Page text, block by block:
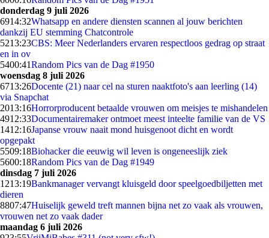
donderdag 9 juli 2026
6914:32Whatsapp en andere diensten scannen al jouw berichten
dankzij EU stemming Chatcontrole
5213:23CBS: Meer Nederlanders ervaren respectloos gedrag op straat
en in ov
5400:41Random Pics van de Dag #1950
woensdag 8 juli 2026
6713:26Docente (21) naar cel na sturen naaktfoto's aan leerling (14)
via Snapchat
2013:16Horrorproducent betaalde vrouwen om meisjes te mishandelen
4912:33Documentairemaker ontmoet meest inteelte familie van de VS
1412:16Japanse vrouw naait mond huisgenoot dicht en wordt
opgepakt
5509:18Biohacker die eeuwig wil leven is ongeneeslijk ziek
5600:18Random Pics van de Dag #1949
dinsdag 7 juli 2026
1213:19Bankmanager vervangt kluisgeld door speelgoedbiljetten met
dieren
8807:47Huiselijk geweld treft mannen bijna net zo vaak als vrouwen,
vrouwen net zo vaak dader
maandag 6 juli 2026